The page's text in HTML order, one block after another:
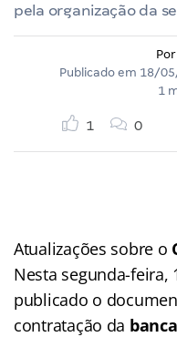
pela organização da
Por
Publicado em 18/
1
1 0
Atualizações sobre o
Nesta segunda-feira,
publicado o
contratação da